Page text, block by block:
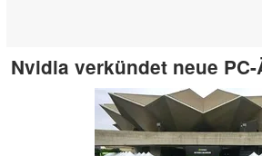
Nvidia verkündet neue PC-